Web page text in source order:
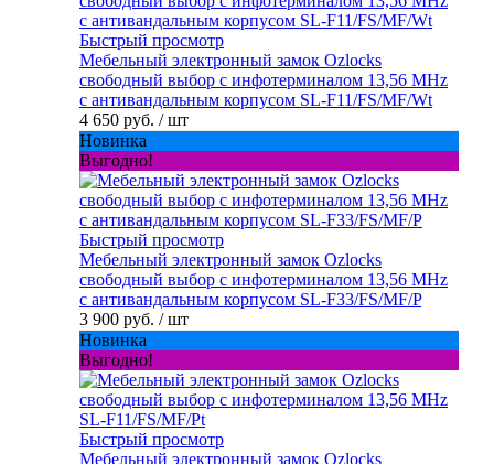
Быстрый просмотр
Мебельный электронный замок Ozlocks
свободный выбор с инфотерминалом 13,56 MHz
с антивандальным корпусом SL-F11/FS/MF/Wt
4 650 руб. / шт
Новинка
Выгодно!
Быстрый просмотр
Мебельный электронный замок Ozlocks
свободный выбор с инфотерминалом 13,56 MHz
с антивандальным корпусом SL-F33/FS/MF/P
3 900 руб. / шт
Новинка
Выгодно!
Быстрый просмотр
Мебельный электронный замок Ozlocks